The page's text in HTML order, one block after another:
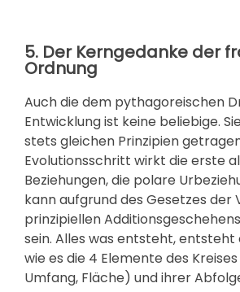
5. Der Kerngedanke der
Ordnung
Auch die dem pythagoreischen
Entwicklung ist keine beliebige.
stets gleichen Prinzipien
Evolutionsschritt wirkt die erste
Beziehungen, die polare
kann aufgrund des Gesetzes der
prinzipiellen
sein. Alles was entsteht, entsteht
wie es die 4 Elemente des Kreises
Umfang, Fläche) und ihrer